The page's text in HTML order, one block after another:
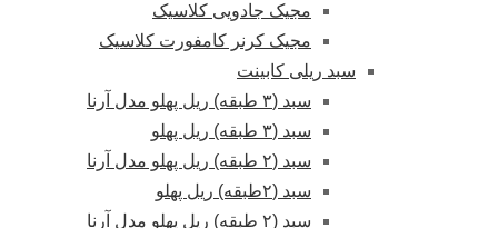
مجیک جادویی کلاسیک
مجیک کرنر کامفورت کلاسیک
سبد ریلی کابینت
سبد (۳ طبقه) ریل پهلو مدل آرنا
سبد (۳ طبقه) ریل پهلو
سبد (۲ طبقه) ریل پهلو مدل آرنا
سبد (۲طبقه) ریل پهلو
سبد (۲ طبقه) ریل پهلو مدل آرنا